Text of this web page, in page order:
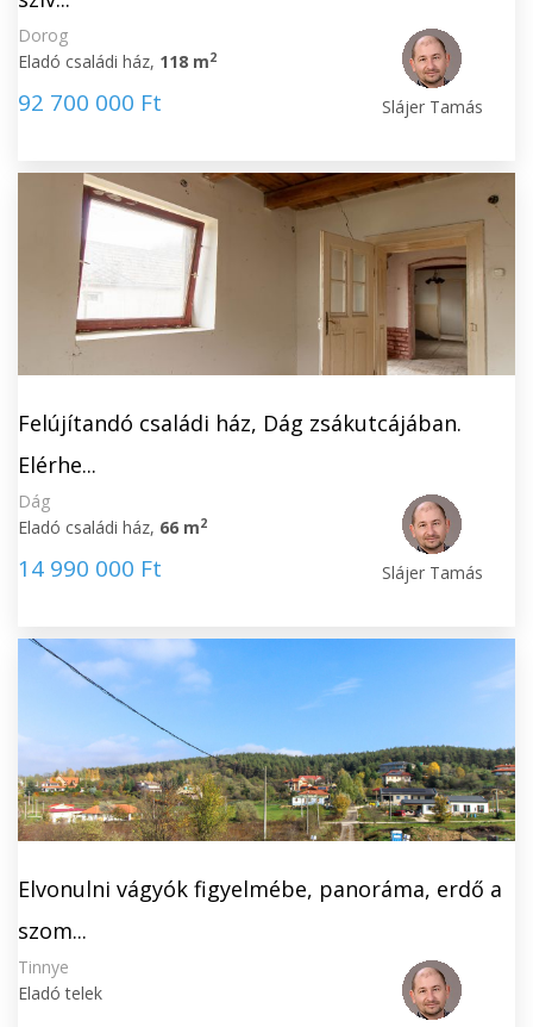
Dorog
Eladó családi ház, 118 m2
92 700 000 Ft Slájer Tamás
Felújítandó családi ház, Dág zsákutcájában.
Elérhe...
Dág
Eladó családi ház, 66 m2
14 990 000 Ft Slájer Tamás
Elvonulni vágyók figyelmébe, panoráma, erdő a
szom...
Tinnye
Eladó telek